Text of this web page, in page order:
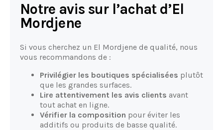
Notre avis sur l’achat d’El
Mordjene
Si vous cherchez un El Mordjene de qualité, nous
vous recommandons de :
Privilégier les boutiques spécialisées plutôt
que les grandes surfaces.
Lire attentivement les avis clients avant
tout achat en ligne.
Vérifier la composition pour éviter les
additifs ou produits de basse qualité.